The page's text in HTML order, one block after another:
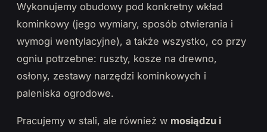
Wykonujemy obudowy pod konkretny wkład
kominkowy (jego wymiary, sposób otwierania i
wymogi wentylacyjne), a także wszystko, co przy
ogniu potrzebne: ruszty, kosze na drewno,
osłony, zestawy narzędzi kominkowych i
paleniska ogrodowe.
Pracujemy w stali, ale również w mosiądzu i